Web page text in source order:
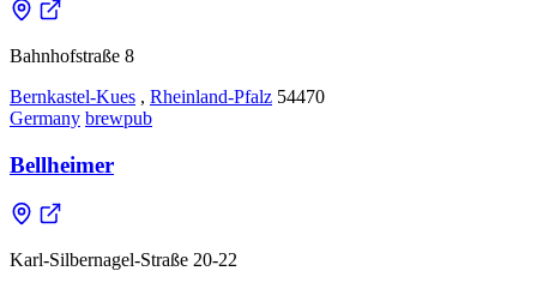
Bahnhofstraße 8
Bernkastel-Kues , Rheinland-Pfalz 54470
Germany brewpub
Bellheimer
Karl-Silbernagel-Straße 20-22